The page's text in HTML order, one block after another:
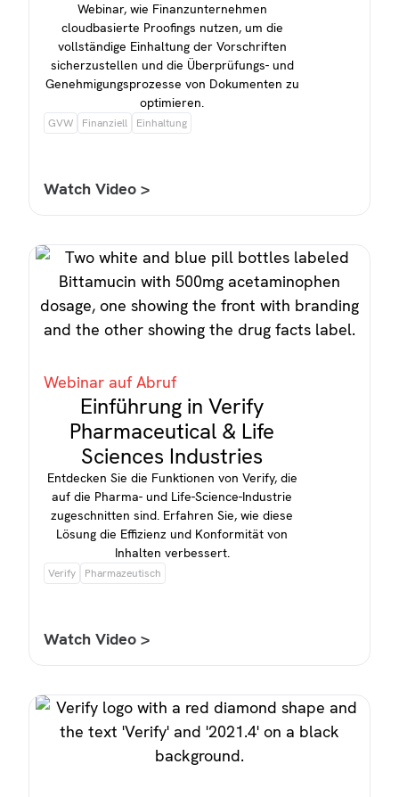
Webinar, wie Finanzunternehmen
cloudbasierte Proofings nutzen, um die
vollständige Einhaltung der Vorschriften
sicherzustellen und die Überprüfungs- und
Genehmigungsprozesse von Dokumenten zu
optimieren.
GVW Finanziell Einhaltung
Watch Video >
Webinar auf Abruf
Einführung in Verify
Pharmaceutical & Life
Sciences Industries
Entdecken Sie die Funktionen von Verify, die
auf die Pharma- und Life-Science-Industrie
zugeschnitten sind. Erfahren Sie, wie diese
Lösung die Effizienz und Konformität von
Inhalten verbessert.
Verify Pharmazeutisch
Watch Video >